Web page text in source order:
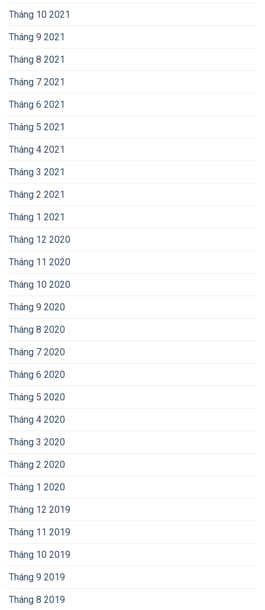
Tháng 10 2021
Tháng 9 2021
Tháng 8 2021
Tháng 7 2021
Tháng 6 2021
Tháng 5 2021
Tháng 4 2021
Tháng 3 2021
Tháng 2 2021
Tháng 1 2021
Tháng 12 2020
Tháng 11 2020
Tháng 10 2020
Tháng 9 2020
Tháng 8 2020
Tháng 7 2020
Tháng 6 2020
Tháng 5 2020
Tháng 4 2020
Tháng 3 2020
Tháng 2 2020
Tháng 1 2020
Tháng 12 2019
Tháng 11 2019
Tháng 10 2019
Tháng 9 2019
Tháng 8 2019